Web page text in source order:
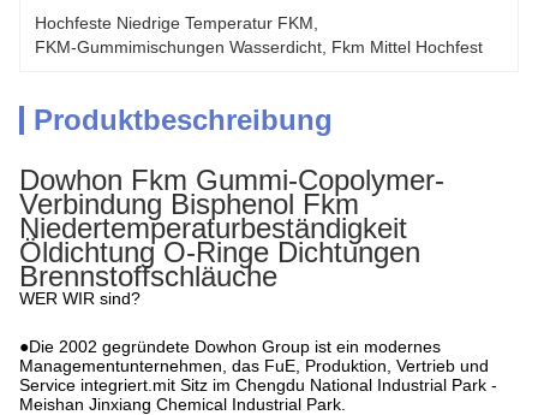
Hochfeste Niedrige Temperatur FKM
FKM-Gummimischungen Wasserdicht Fkm Mittel Hochfest
Produktbeschreibung
Dowhon Fkm Gummi-Copolymer-
Verbindung Bisphenol Fkm
Niedertemperaturbeständigkeit
Öldichtung O-Ringe Dichtungen
Brennstoffschläuche
WER WIR sind?
●Die 2002 gegründete Dowhon Group ist ein modernes
Managementunternehmen, das FuE, Produktion, Vertrieb und
Service integriert.mit Sitz im Chengdu National Industrial Park -
Meishan Jinxiang Chemical Industrial Park.